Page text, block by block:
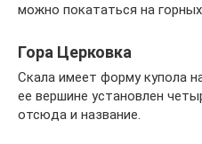
можно покататься на
Гора Церковка
Скала имеет форму купола
ее вершине установлен
отсюда и название.